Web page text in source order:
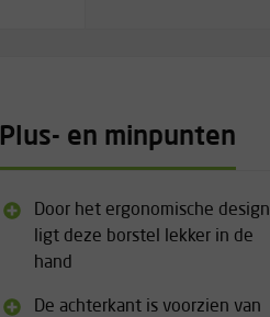
Plus- en minpunten
Door het ergonomische design
ligt deze borstel lekker in de
hand
De achterkant is voorzien van